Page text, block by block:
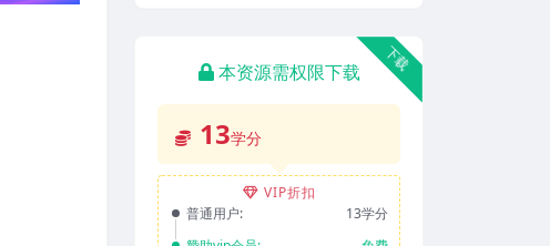
下载
本资源需权限下载
13学分
VIP折扣
普通用户:
13学分